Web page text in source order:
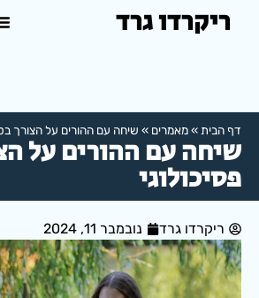
ריקרדו גרד
דף הבית »מאמרים » שיחה עם ההורים על הצורך
שיחה עם ההורים על
פסיכולוגי
ריקרדו גרד נובמבר 11, 2024